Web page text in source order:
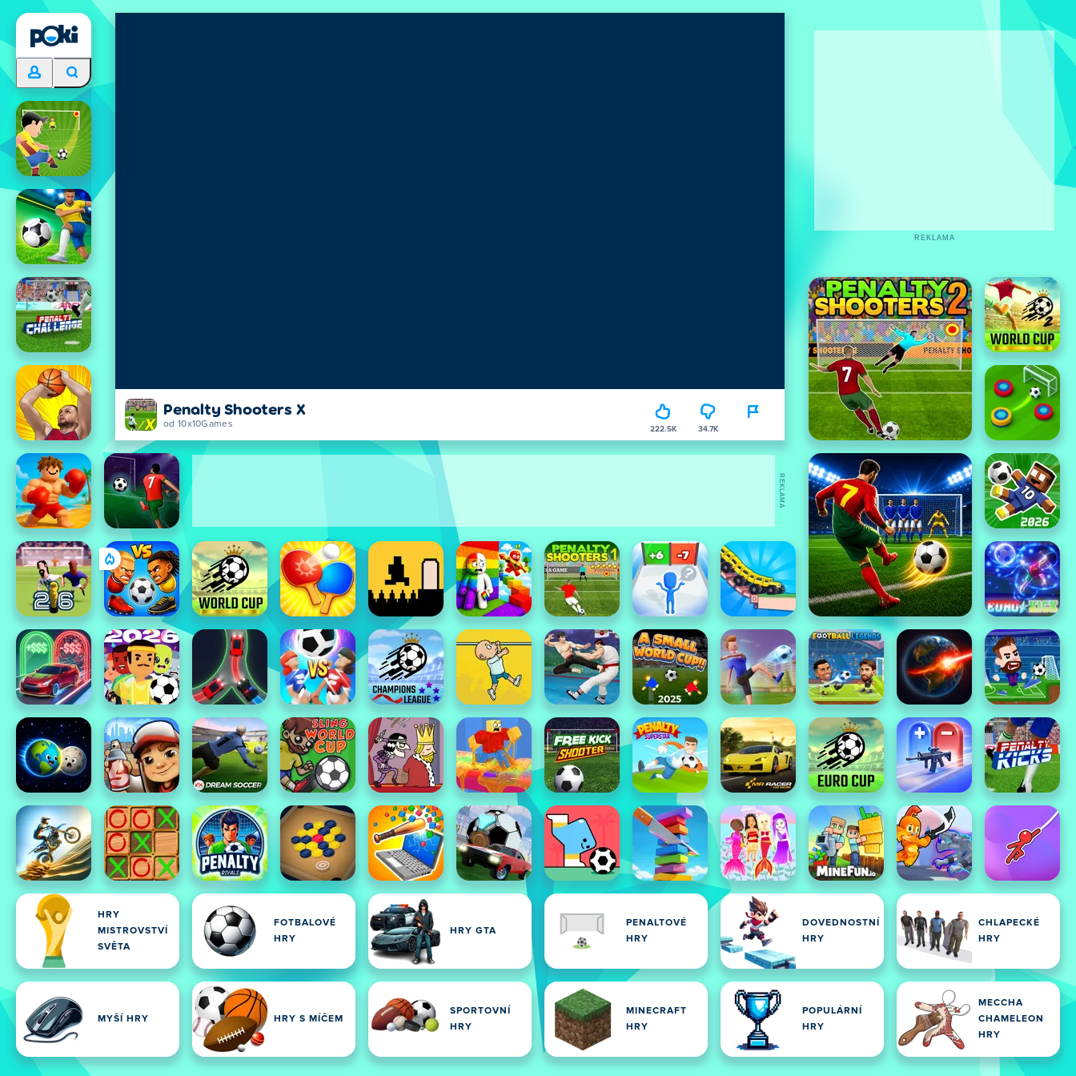
Penalty Shooters X
od 10x10Games 222.5K 34.7K
HRY
MISTROVSTVÍ
SVĚTA
FOTBALOVÉ
HRY
HRY GTA
PENALTOVÉ
HRY
DOVEDNOSTNÍ
HRY
CHLAPECKÉ
HRY
MYŠÍ HRY HRY S MÍČEM
SPORTOVNÍ
HRY
MINECRAFT
HRY
POPULÁRNÍ
HRY
MECCHA
CHAMELEON
HRY
REKLAMA
REKLAMA